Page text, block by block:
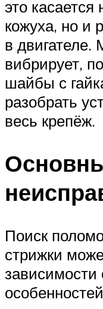
это касается
кожуха, но и
в
вибрирует,
шайбы с
разобрать
весь крепёж.
Поиск
стрижки
зависимости